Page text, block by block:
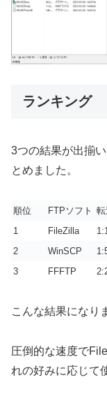
ランキング
3つの結果が出揃
とめました。
順位 FTPソフト 転
1
FileZilla
2
WinSCP
3
FFFTP
こんな結果になり
圧倒的な速度で
れの好みに応じて